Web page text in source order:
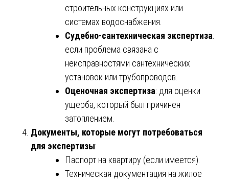
строительных конструкциях или
системах водоснабжения.
Судебно-сантехническая экспертиза:
если проблема связана с
неисправностями сантехнических
установок или трубопроводов.
Оценочная экспертиза: для оценки
ущерба, который был причинен
затоплением.
Документы, которые могут потребоваться
для экспертизы:
Паспорт на квартиру (если имеется).
Техническая документация на жилое